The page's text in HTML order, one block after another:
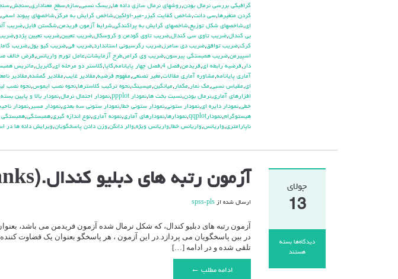
گرافيكي بررسي نرمال بودن,روشهاي نرمال سازي داده ها,ريسك نسبي,سازه,سطح معناداري,سنجش,
كردن متغيرها,سي دانت,شاخص كفايت كيزر-مير-اولكين,شاخص گرايش به مركز ,شاخصهاي پيوند اسمي
اي,شاخصهاي شكل توزيع,شاخصهاي گرايش به پراكندگي,شرايط آزمون فريدمن,شكستن فايل,ضريب
بي كندال,ضريب تاوي سي كندال,ضريب تاوي گودمن و كروسكال,ضريب تعيين,ضريب تعيين پژدو,
كرك,ضريب توافق,ضريب دي سامرز ,ضريب رگرسيوني استاندارد,ضريب في,ضريب كيو يول,ضريب گاما
اسپيرمن,ضريب همبستگي پيرسون,ضريب وي كرامر ,طرح آزمايشات,عامل تورم واريانس,فرض خالف
دار ,فرضيه رابطه اي,فريدمن,فصل 4 ,فصل چهار پايانامه,كاپا,كلاستر دو مرحله اي,گابريل,ماتريس
آماري پايانامه,مشاوره آماري مقالات,مغير تصنعي,مفهوم فرضيه,مقادير غايب,مقادير گمشده,مقادير
اي,مقياس نسبي,مك نمار ,مكمار ,ميانگين,ميسينگ,نحوه تركيب كلاسترها,نحوه نصب ايموس,نحوه نصب
افزارهاي آماري,نرمال بودن,نسبت بخت ها,نمودار ppplot ,نمودار احتمال نرمال,نمودار بالا و پايين بسته
خطي,نمودار دايره اي,نمودار ستوني,نمودار ستوني خطا,نمودار ستوني سه بعدي,نمودار مسير ,نمودار
هيستوگرام,نمودارqqplot ,نمودارها,نمودارهاي آماري,نمونه آماري,نوع اندازه گيري,همبستگي,همبستگي
ناپارامتري,واريانس,واريانس خطا,واريانس ويژه,والر دانكن,وزن دادن پاسخگويان,ويرايش داده ها
جولای
13
دیدگاه‌ها
برای
بسته
هستند
آزمون رتبه های دبلیو کندال.(Kendall’s W Ranks)
ارسال شده ازspss-pls
آزمون رتبه های دبلیو کندال، که شکل نرمال شده آزمون فریدمن می باشد،
در بین پاسخگویان می پردازد.در این آزمون ، هر پاسخگو بعنوان یک قضاوت کننده
تلقی شده و در ادامه […]
ادامه مطلب ←